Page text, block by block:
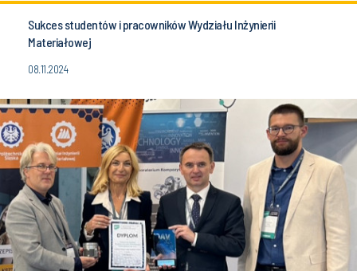
Sukces studentów i pracowników Wydziału Inżynierii
Materiałowej
08.11.2024